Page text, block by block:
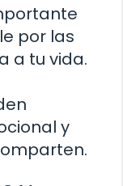
por las
a tu vida.
y